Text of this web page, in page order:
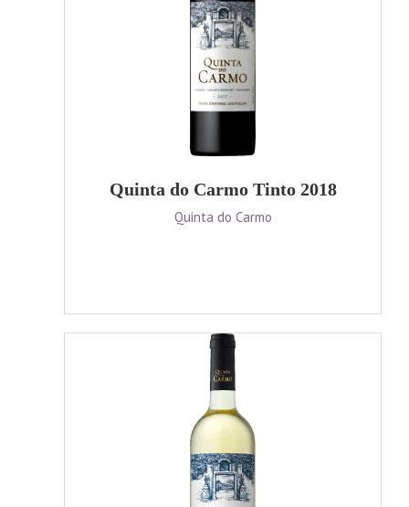
Quinta do Carmo Tinto 2018
Quinta do Carmo